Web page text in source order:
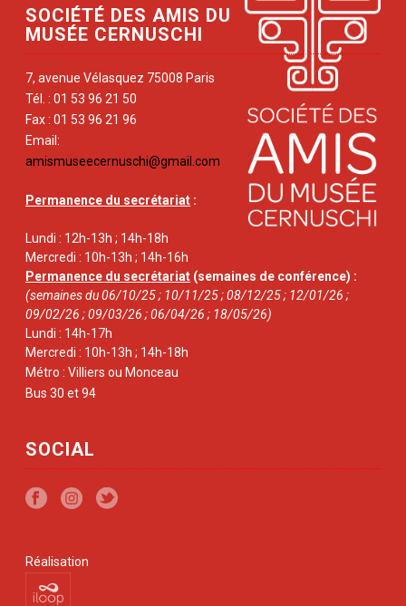
SOCIÉTÉ DES AMIS DU
MUSÉE CERNUSCHI
7, avenue Vélasquez 75008 Paris
Tél. : 01 53 96 21 50
Fax : 01 53 96 21 96
Email:
amismuseecernuschi@gmail.com
Permanence du secrétariat :
Lundi : 12h-13h ; 14h-18h
Mercredi : 10h-13h ; 14h-16h
Permanence du secrétariat (semaines de conférence) :
(semaines du 06/10/25 ; 10/11/25 ; 08/12/25 ; 12/01/26 ;
09/02/26 ; 09/03/26 ; 06/04/26 ; 18/05/26)
Lundi : 14h-17h
Mercredi : 10h-13h ; 14h-18h
Métro : Villiers ou Monceau
Bus 30 et 94
SOCIAL
Réalisation